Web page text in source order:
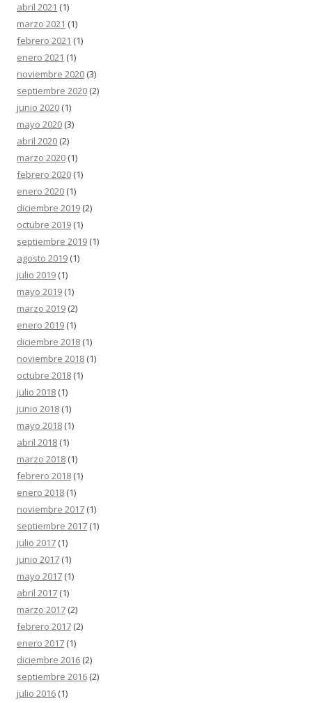
abril 2021 (1)
marzo 2021 (1)
febrero 2021 (1)
enero 2021 (1)
noviembre 2020 (3)
septiembre 2020 (2)
junio 2020 (1)
mayo 2020 (3)
abril 2020 (2)
marzo 2020 (1)
febrero 2020 (1)
enero 2020 (1)
diciembre 2019 (2)
octubre 2019 (1)
septiembre 2019 (1)
agosto 2019 (1)
julio 2019 (1)
mayo 2019 (1)
marzo 2019 (2)
enero 2019 (1)
diciembre 2018 (1)
noviembre 2018 (1)
octubre 2018 (1)
julio 2018 (1)
junio 2018 (1)
mayo 2018 (1)
abril 2018 (1)
marzo 2018 (1)
febrero 2018 (1)
enero 2018 (1)
noviembre 2017 (1)
septiembre 2017 (1)
julio 2017 (1)
junio 2017 (1)
mayo 2017 (1)
abril 2017 (1)
marzo 2017 (2)
febrero 2017 (2)
enero 2017 (1)
diciembre 2016 (2)
septiembre 2016 (2)
julio 2016 (1)